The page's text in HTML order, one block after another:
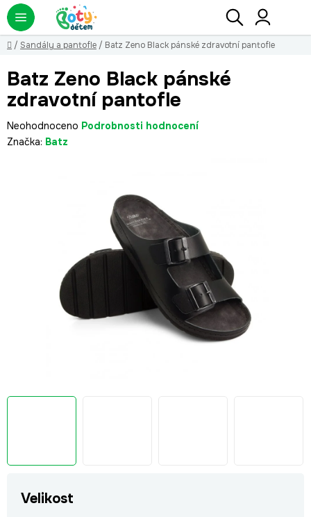
Přejít
na
obsah
Hledat
Domů
/ Sandály a pantofle / Batz Zeno Black pánské zdravotní pantofle
Velikost
Batz Zeno Black pánské
zdravotní pantofle
Průměrné
hodnocení
Neohodnoceno Podrobnosti hodnocení
Značka: Batz